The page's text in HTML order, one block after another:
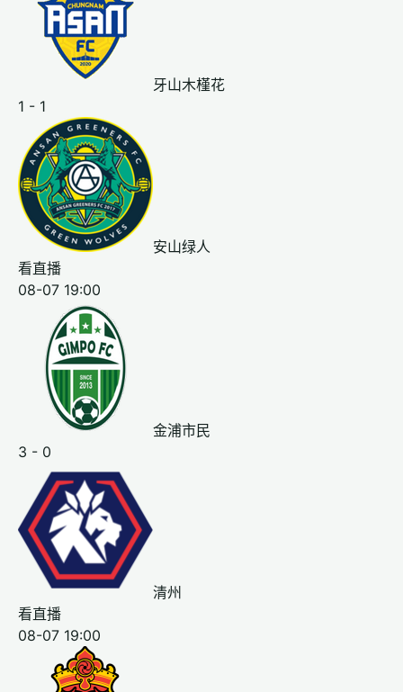
牙山木槿花
1 - 1
安山绿人
看直播
08-07 19:00
金浦市民
3 - 0
清州
看直播
08-07 19:00